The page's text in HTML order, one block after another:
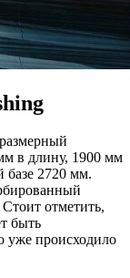
в длину, 1900 мм
базе 2720 мм.
отметить,
быть
уже происходило